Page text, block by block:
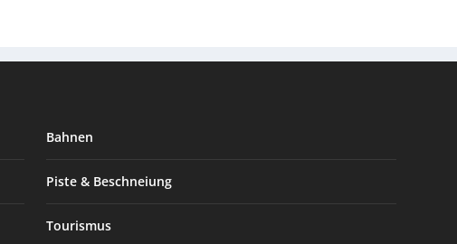
Bahnen
Piste & Beschneiung
Tourismus